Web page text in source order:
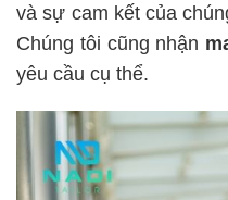
và sự cam kết của
Chúng tôi cũng nhận
yêu cầu cụ thể.